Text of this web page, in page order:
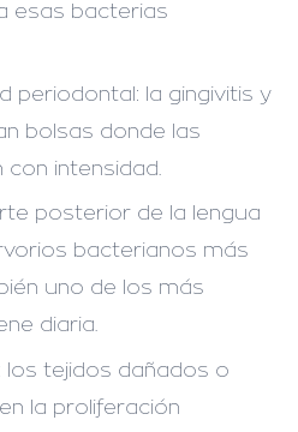
esas bacterias
periodontal: la gingivitis y
bolsas donde las
intensidad.
posterior de la lengua
bacterianos más
uno de los más
diaria.
los tejidos dañados o
la proliferación